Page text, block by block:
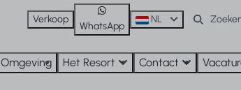
Verkoop
WhatsApp
NL
Omgeving Het Resort Contact